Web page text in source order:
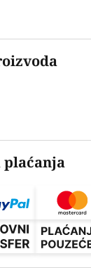
plaćanja